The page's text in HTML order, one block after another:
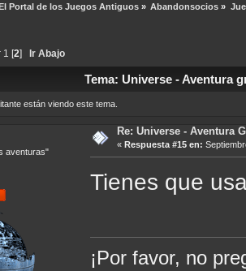
Portal de los Juegos Antiguos» Abandonsocios »
1 [2] Ir Abajo
Tema: Universe - Aventura
están viendo este tema.
aventuras"
Re: Universe - Aventura
« Respuesta #15 en:
Tienes que
¡Por favor, no